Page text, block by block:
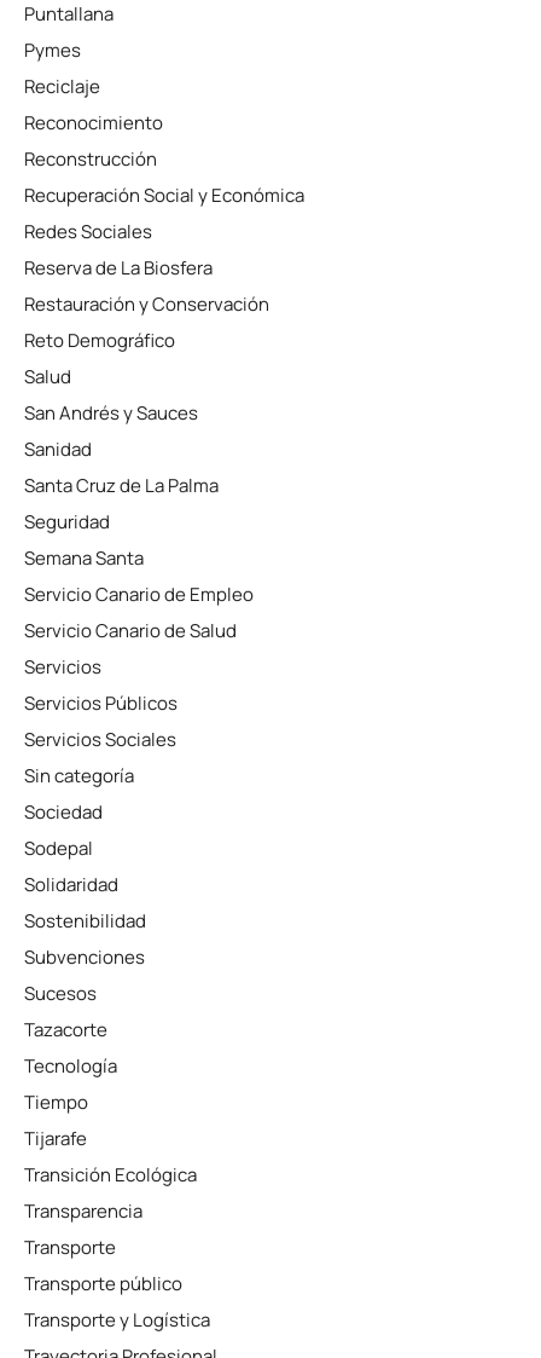
Puntallana
Pymes
Reciclaje
Reconocimiento
Reconstrucción
Recuperación Social y Económica
Redes Sociales
Reserva de La Biosfera
Restauración y Conservación
Reto Demográfico
Salud
San Andrés y Sauces
Sanidad
Santa Cruz de La Palma
Seguridad
Semana Santa
Servicio Canario de Empleo
Servicio Canario de Salud
Servicios
Servicios Públicos
Servicios Sociales
Sin categoría
Sociedad
Sodepal
Solidaridad
Sostenibilidad
Subvenciones
Sucesos
Tazacorte
Tecnología
Tiempo
Tijarafe
Transición Ecológica
Transparencia
Transporte
Transporte público
Transporte y Logística